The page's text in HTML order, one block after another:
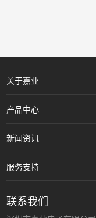
关于嘉业
产品中心
新闻资讯
服务支持
联系我们